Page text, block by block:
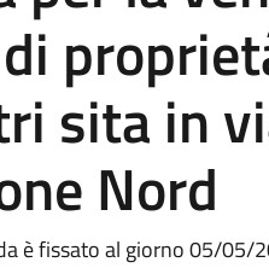
sita in
Nord
è fissato al giorno 05/05/